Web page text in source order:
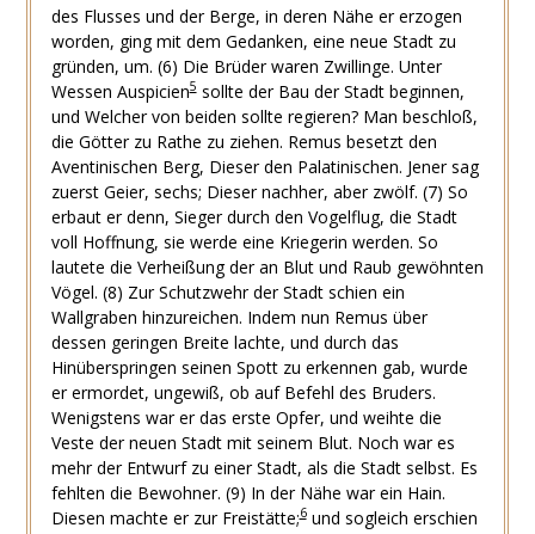
des Flusses und der Berge, in deren Nähe er erzogen
worden, ging mit dem Gedanken, eine neue Stadt zu
gründen, um. (6) Die Brüder waren Zwillinge. Unter
Wessen Auspicien5sollte der Bau der Stadt beginnen,
und Welcher von beiden sollte regieren? Man beschloß,
die Götter zu Rathe zu ziehen. Remus besetzt den
Aventinischen Berg, Dieser den Palatinischen. Jener sag
zuerst Geier, sechs; Dieser nachher, aber zwölf. (7) So
erbaut er denn, Sieger durch den Vogelflug, die Stadt
voll Hoffnung, sie werde eine Kriegerin werden. So
lautete die Verheißung der an Blut und Raub gewöhnten
Vögel. (8) Zur Schutzwehr der Stadt schien ein
Wallgraben hinzureichen. Indem nun Remus über
dessen geringen Breite lachte, und durch das
Hinüberspringen seinen Spott zu erkennen gab, wurde
er ermordet, ungewiß, ob auf Befehl des Bruders.
Wenigstens war er das erste Opfer, und weihte die
Veste der neuen Stadt mit seinem Blut. Noch war es
mehr der Entwurf zu einer Stadt, als die Stadt selbst. Es
fehlten die Bewohner. (9) In der Nähe war ein Hain.
Diesen machte er zur Freistätte;6und sogleich erschien